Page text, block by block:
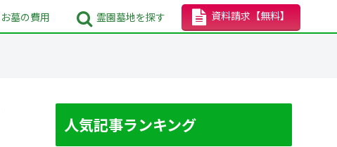
お墓の費用 霊園墓地を探す 資料請求 【無料】
人気記事ランキング